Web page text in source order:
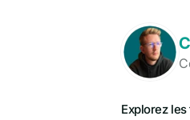
Explorez